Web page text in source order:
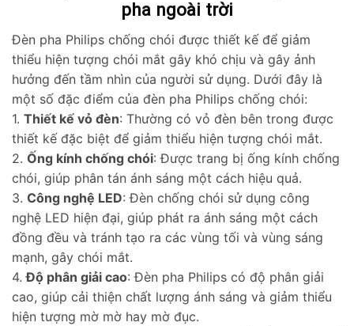
pha ngoài trời
Đèn pha Philips chống chói được thiết kế để giảm
thiểu hiện tượng chói mắt gây khó chịu và gây ảnh
hưởng đến tầm nhìn của người sử dụng. Dưới đây là
một số đặc điểm của đèn pha Philips chống chói:
1. Thiết kế vỏ đèn: Thường có vỏ đèn bên trong được
thiết kế đặc biệt để giảm thiểu hiện tượng chói mắt.
2. Ống kính chống chói: Được trang bị ống kính chống
chói, giúp phân tán ánh sáng một cách hiệu quả.
3. Công nghệ LED: Đèn chống chói sử dụng công
nghệ LED hiện đại, giúp phát ra ánh sáng một cách
đồng đều và tránh tạo ra các vùng tối và vùng sáng
mạnh, gây chói mắt.
4.Độ phân giải cao: Đèn pha Philips có độ phân giải
cao, giúp cải thiện chất lượng ánh sáng và giảm thiểu
hiện tượng mờ mờ hay mờ đục.